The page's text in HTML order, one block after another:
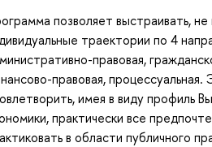
позволяет выстраивать,
траектории по 4
правовая,
правовая,
имея в виду профиль
практически все
в области публичного